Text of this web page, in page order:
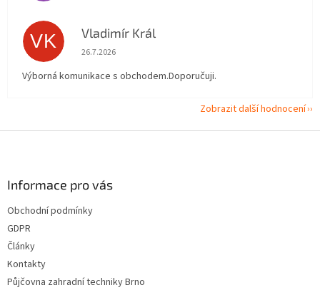
VK Vladimír Král
Hodnocení obchodu je 5 z 5 hvězdiček.
26.7.2026
Výborná komunikace s obchodem.Doporučuji.
Zobrazit další hodnocení
Informace pro vás
Obchodní podmínky
GDPR
Články
Kontakty
Půjčovna zahradní techniky Brno